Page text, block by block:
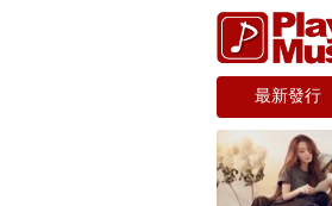
最新發行